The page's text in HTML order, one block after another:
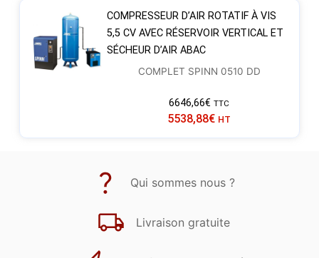
COMPRESSEUR D’AIR ROTATIF À VIS
5,5 CV AVEC RÉSERVOIR VERTICAL ET
SÉCHEUR D’AIR ABAC
COMPLET SPINN 0510 DD
6646,66€ TTC
5538,88€ HT
Qui sommes nous ?
Livraison gratuite